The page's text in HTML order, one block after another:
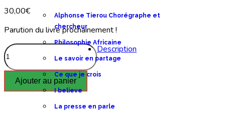
Alphonse Tierou Chorégraphe et
chercheur
Philosophie Africaine
Le savoir en partage
Ce que je crois
I believe
La presse en parle
30,00€
Parution du livre prochainement !
Description